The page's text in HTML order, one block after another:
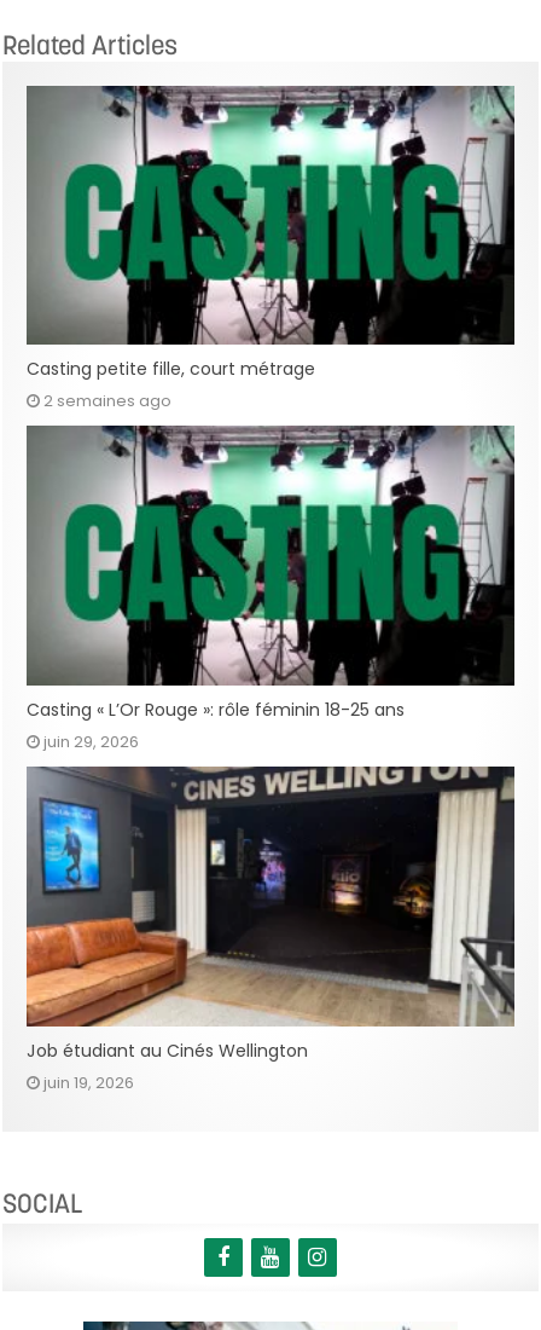
Related Articles
Casting petite fille, court métrage
2 semaines ago
Casting « L’Or Rouge »: rôle féminin 18-25 ans
juin 29, 2026
Job étudiant au Cinés Wellington
juin 19, 2026
SOCIAL